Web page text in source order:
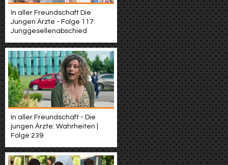
In aller Freundschaft Die
Jungen Ärzte - Folge 117:
Junggesellenabschied
In aller Freundschaft - Die
jungen Ärzte: Wahrheiten |
Folge 239